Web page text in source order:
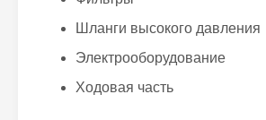
Шланги высокого давления
Электрооборудование
Ходовая часть